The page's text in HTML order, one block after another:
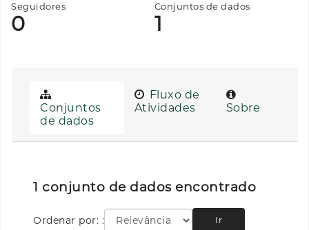
Seguidores
0
Conjuntos de dados
1
Conjuntos
de dados
Fluxo de
Atividades
Sobre
1 conjunto de dados encontrado
Ordenar por: Ir